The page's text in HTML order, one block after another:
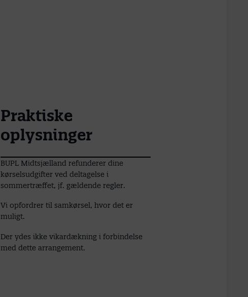
Praktiske
oplysninger
BUPL Midtsjælland refunderer dine
kørselsudgifter ved deltagelse i
sommertræffet, jf. gældende regler.
Vi opfordrer til samkørsel, hvor det er
muligt.
Der ydes ikke vikardækning i forbindelse
med dette arrangement.